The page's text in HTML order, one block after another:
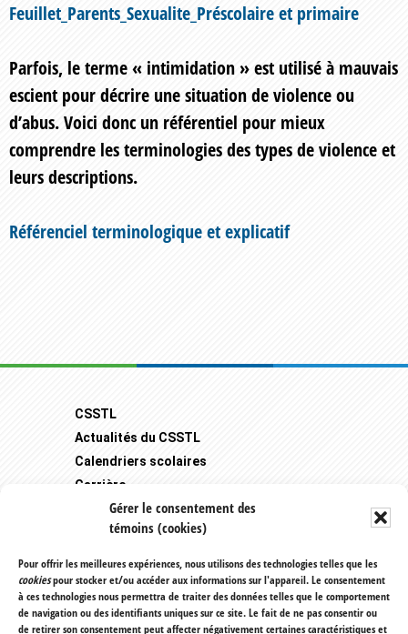
Gérer le consentement des
témoins (cookies)
Pour offrir les meilleures expériences, nous utilisons des technologies telles que les
cookiespour stocker et/ou accéder aux informations sur l'appareil. Le consentement
à ces technologies nous permettra de traiter des données telles que le comportement
de navigation ou des identifiants uniques sur ce site. Le fait de ne pas consentir ou
de retirer son consentement peut affecter négativement certaines caractéristiques et
Feuillet_Parents_Sexualite_Préscolaire et primaire
Parfois, le terme « intimidation » est utilisé à mauvais
escient pour décrire une situation de violence ou
d’abus. Voici donc un référentiel pour mieux
comprendre les terminologies des types de violence et
leurs descriptions.
Référenciel terminologique et explicatif
Footer
CSSTL
Actualités du CSSTL
Calendriers scolaires
Carrière
Mozaïk-Portail Parents
Transport scolaire
Plaintes et protecteur de l'élève
Règlements et politiques
400, avenue Saint-Charles, Pavillon